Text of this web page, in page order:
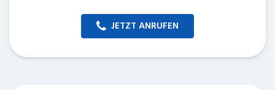
JETZT ANRUFEN